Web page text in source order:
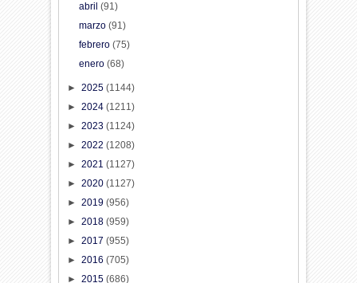
abril (91)
marzo (91)
febrero (75)
enero (68)
►2025(1144)
►2024(1211)
►2023(1124)
►2022(1208)
►2021(1127)
►2020(1127)
►2019(956)
►2018(959)
►2017(955)
►2016(705)
►2015(686)